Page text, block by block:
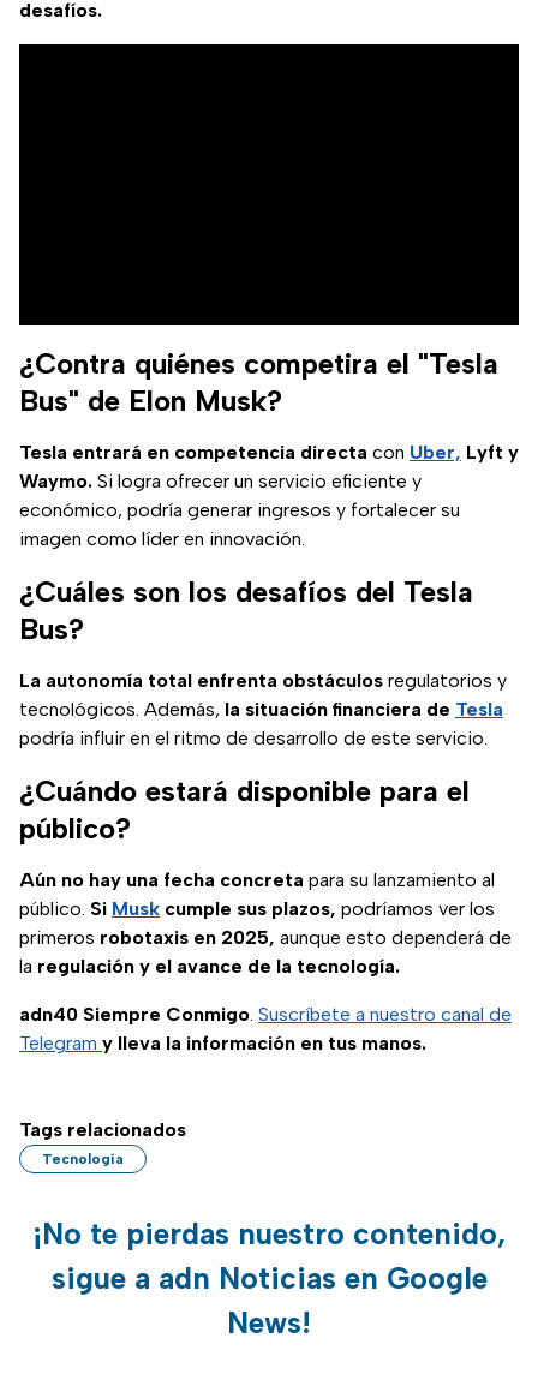
desafíos.
¿Contra quiénes competira el "Tesla
Bus" de Elon Musk?
Tesla entrará en competencia directa con Uber, Lyft y
Waymo. Si logra ofrecer un servicio eficiente y
económico, podría generar ingresos y fortalecer su
imagen como líder en innovación.
¿Cuáles son los desafíos del Tesla
Bus?
La autonomía total enfrenta obstáculos regulatorios y
tecnológicos. Además, la situación financiera de Tesla
podría influir en el ritmo de desarrollo de este servicio.
¿Cuándo estará disponible para el
público?
Aún no hay una fecha concreta para su lanzamiento al
público. Si Musk cumple sus plazos, podríamos ver los
primeros robotaxis en 2025, aunque esto dependerá de
la regulación y el avance de la tecnología.
adn40 Siempre Conmigo. Suscríbete a nuestro canal de
Telegram y lleva la información en tus manos.
Tags relacionados
Tecnología
¡No te pierdas nuestro contenido,
sigue a adn Noticias en Google
News!